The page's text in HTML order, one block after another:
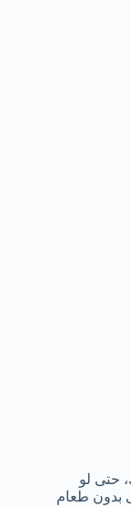
حتى لو
بدون طعام